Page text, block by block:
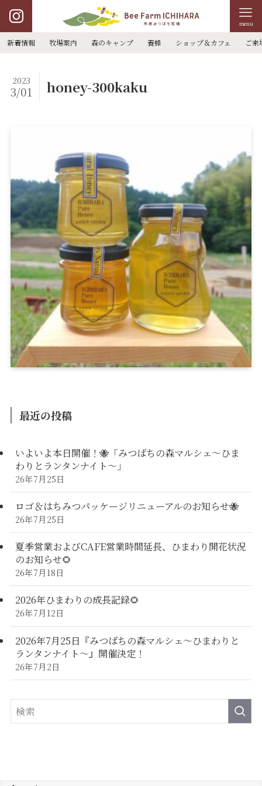
menu
新着情報 牧場案内 森のキャンプ 養蜂 ショップ＆カフェ ご来
honey-300kaku
2023
3/01
最近の投稿
いよいよ本日開催！🐝「みつばちの森マルシェ〜ひま
わりとランタンナイト〜」
26年7月25日
ロゴ＆はちみつパッケージリニューアルのお知らせ🐝
26年7月25日
夏季営業およびCAFE営業時間延長、ひまわり開花状況
のお知らせ🌻
26年7月18日
2026年ひまわりの成長記録🌻
26年7月12日
2026年7月25日『みつばちの森マルシェ～ひまわりと
ランタンナイト～』開催決定！
26年7月2日